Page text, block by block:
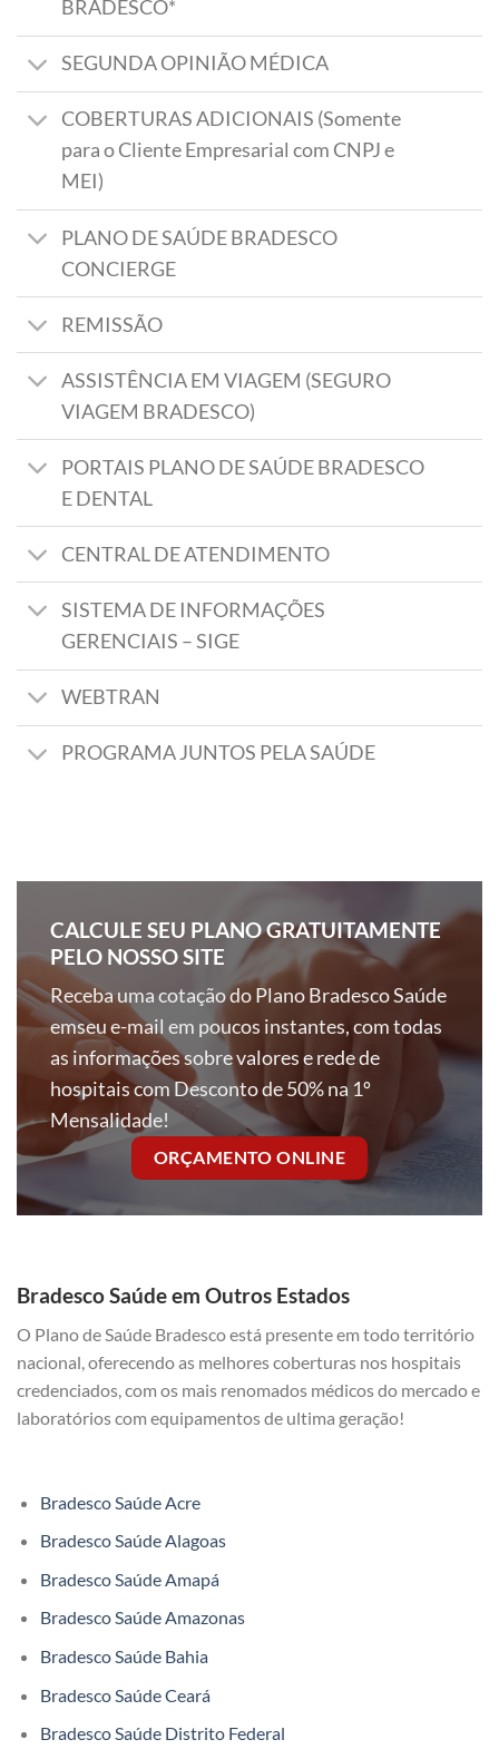
BRADESCO*
SEGUNDA OPINIÃO MÉDICA
COBERTURAS ADICIONAIS (Somente
para o Cliente Empresarial com CNPJ e
MEI)
PLANO DE SAÚDE BRADESCO
CONCIERGE
REMISSÃO
ASSISTÊNCIA EM VIAGEM (SEGURO
VIAGEM BRADESCO)
PORTAIS PLANO DE SAÚDE BRADESCO
E DENTAL
CENTRAL DE ATENDIMENTO
SISTEMA DE INFORMAÇÕES
GERENCIAIS – SIGE
WEBTRAN
PROGRAMA JUNTOS PELA SAÚDE
CALCULE SEU PLANO GRATUITAMENTE
PELO NOSSO SITE
Receba uma cotação do Plano Bradesco Saúde
emseu e-mail em poucos instantes, com todas
as informações sobre valores e rede de
hospitais com Desconto de 50% na 1º
Mensalidade!
ORÇAMENTO ONLINE
Bradesco Saúde em Outros Estados
O Plano de Saúde Bradesco está presente em todo território
nacional, oferecendo as melhores coberturas nos hospitais
credenciados, com os mais renomados médicos do mercado e
laboratórios com equipamentos de ultima geração!
Bradesco Saúde Acre
Bradesco Saúde Alagoas
Bradesco Saúde Amapá
Bradesco Saúde Amazonas
Bradesco Saúde Bahia
Bradesco Saúde Ceará
Bradesco Saúde Distrito Federal